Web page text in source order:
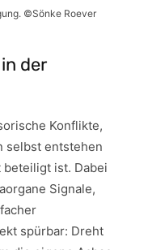
©Sönke Roever
der
Konflikte,
selbst entstehen
beteiligt ist. Dabei
Signale,
spürbar: Dreht